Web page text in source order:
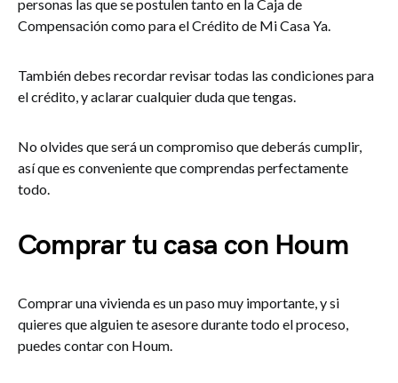
personas las que se postulen tanto en la Caja de
Compensación como para el Crédito de Mi Casa Ya.
También debes recordar revisar todas las condiciones para
el crédito, y aclarar cualquier duda que tengas.
No olvides que será un compromiso que deberás cumplir,
así que es conveniente que comprendas perfectamente
todo.
Comprar tu casa con Houm
Comprar una vivienda es un paso muy importante, y si
quieres que alguien te asesore durante todo el proceso,
puedes contar con Houm.